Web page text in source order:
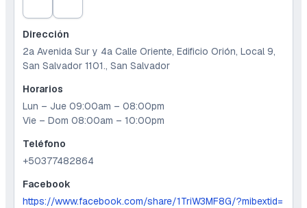
Dirección
2a Avenida Sur y 4a Calle Oriente, Edificio Orión, Local 9,
San Salvador 1101., San Salvador
Horarios
Lun – Jue 09:00am – 08:00pm
Vie – Dom 08:00am – 10:00pm
Teléfono
+50377482864
Facebook
https://www.facebook.com/share/1TriW3MF8G/?mibextid=